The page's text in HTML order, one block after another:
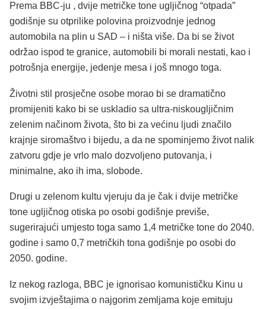
Prema BBC-ju , dvije metričke tone ugljičnog “otpada”
godišnje su otprilike polovina proizvodnje jednog
automobila na plin u SAD – i ništa više. Da bi se život
održao ispod te granice, automobili bi morali nestati, kao i
potrošnja energije, jedenje mesa i još mnogo toga.
Životni stil prosječne osobe morao bi se dramatično
promijeniti kako bi se uskladio sa ultra-niskougljičnim
zelenim načinom života, što bi za većinu ljudi značilo
krajnje siromaštvo i bijedu, a da ne spominjemo život nalik
zatvoru gdje je vrlo malo dozvoljeno putovanja, i
minimalne, ako ih ima, slobode.
Drugi u zelenom kultu vjeruju da je čak i dvije metričke
tone ugljičnog otiska po osobi godišnje previše,
sugerirajući umjesto toga samo 1,4 metričke tone do 2040.
godine i samo 0,7 metričkih tona godišnje po osobi do
2050. godine.
Iz nekog razloga, BBC je ignorisao komunističku Kinu u
svojim izvještajima o najgorim zemljama koje emituju